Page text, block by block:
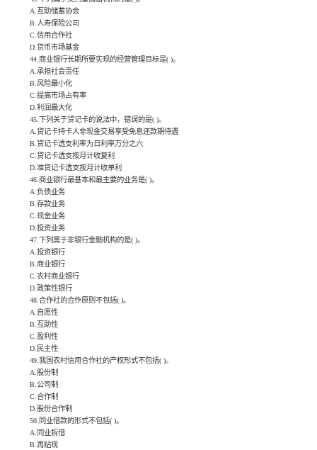
A.互助储蓄协会
B.人寿保险公司
C.信用合作社
D.货币市场基金
44.商业银行长期所要实现的经营管理目标是( )。
A.承担社会责任
B.风险最小化
C.提高市场占有率
D.利润最大化
45.下列关于贷记卡的说法中，错误的是( )。
A.贷记卡持卡人非现金交易享受免息还款期待遇
B.贷记卡透支利率为日利率万分之六
C.贷记卡透支按月计收复利
D.准贷记卡透支按月计收单利
46.商业银行最基本和最主要的业务是( )。
A.负债业务
B.存款业务
C.现金业务
D.投资业务
47.下列属于非银行金融机构的是( )。
A.投资银行
B.商业银行
C.农村商业银行
D.政策性银行
48.合作社的合作原则不包括( )。
A.自愿性
B.互助性
C.盈利性
D.民主性
49.我国农村信用合作社的产权形式不包括( )。
A.股份制
B.公司制
C.合作制
D.股份合作制
50.同业借款的形式不包括( )。
A.同业拆借
B.再贴现